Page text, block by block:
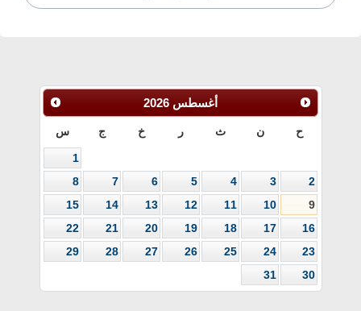
أغسطس 2026
ح ن ث ر خ ج س
1
2
3
4
5
6
7
8
9
10
11
12
13
14
15
16
17
18
19
20
21
22
23
24
25
26
27
28
29
30
31